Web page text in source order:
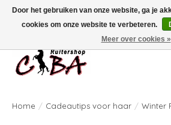
Bij vragen kan u ons contacteren op het nummer
Ambachtstraat 22 A, 3530 Helchteren
Home / Cadeautips voor haar / Winter
Door het gebruiken van onze website, ga je
cookies om onze website te verbeteren.
Meer over cookies »